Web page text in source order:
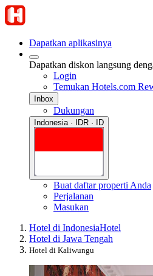
Dapatkan aplikasinya
Dapatkan diskon langsung
Login
Temukan Hotels.com
Inbox
Dukungan
Indonesia · IDR · ID
Buat daftar properti Anda
Perjalanan
Masukan
Hotel di IndonesiaHotel
Hotel di Jawa Tengah
Hotel di Kaliwungu